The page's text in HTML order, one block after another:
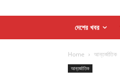
দেশের খবর
Home আন্তর্জাতিক
আন্তর্জাতিক